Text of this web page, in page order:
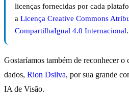
licenças fornecidas por cada
a Licença Creative Commons
CompartilhaIgual 4.0 Internacional.
Gostaríamos também de reconhecer o
dados, Rion Dsilva, por sua grande
IA de Visão.